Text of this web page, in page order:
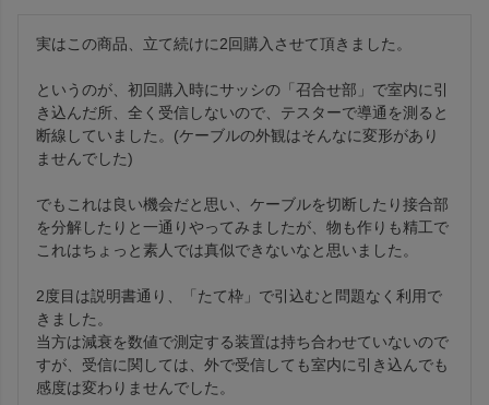
実はこの商品、立て続けに2回購入させて頂きました。
というのが、初回購入時にサッシの「召合せ部」で室内に引
き込んだ所、全く受信しないので、テスターで導通を測ると
断線していました。(ケーブルの外観はそんなに変形があり
ませんでした)
でもこれは良い機会だと思い、ケーブルを切断したり接合部
を分解したりと一通りやってみましたが、物も作りも精工で
これはちょっと素人では真似できないなと思いました。
2度目は説明書通り、「たて枠」で引込むと問題なく利用で
きました。
当方は減衰を数値で測定する装置は持ち合わせていないので
すが、受信に関しては、外で受信しても室内に引き込んでも
感度は変わりませんでした。